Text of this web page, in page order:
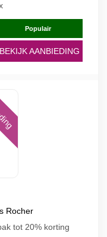
Populair
BEKIJK AANBIEDING
Rocher
tot 20% korting